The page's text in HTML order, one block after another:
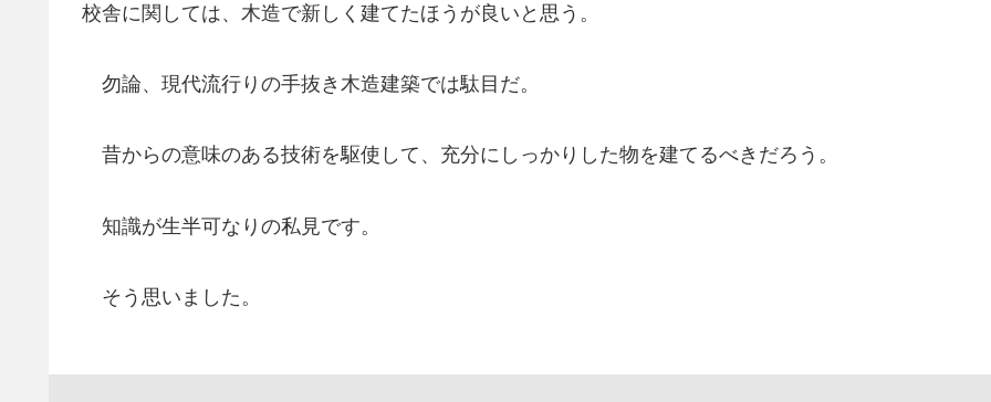
校舎に関しては、木造で新しく建てたほうが良いと思う。
勿論、現代流行りの手抜き木造建築では駄目だ。
昔からの意味のある技術を駆使して、充分にしっかりした物を建てるべきだろう。
知識が生半可なりの私見です。
そう思いました。